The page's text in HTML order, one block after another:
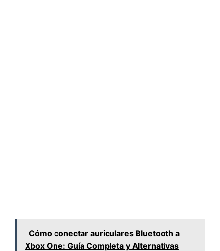
Cómo conectar auriculares Bluetooth a
Xbox One: Guía Completa y Alternativas